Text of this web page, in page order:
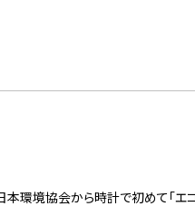
環境協会から時計で初めて「エ